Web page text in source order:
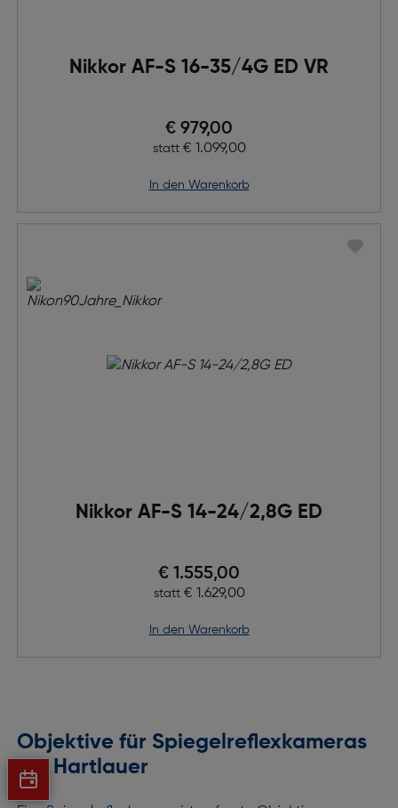
Nikkor AF-S 16-35/4G ED VR
Preis nach Rabatts
€ 979,00
statt Ursprünglicher Preis
€ 1.099,00
in den Warenkorb
Nikkor AF-S 14-24/2,8G ED
Preis nach Rabatts
€ 1.555,00
statt Ursprünglicher Preis
€ 1.629,00
in den Warenkorb
Objektive für Spiegelreflexkameras
bei Hartlauer